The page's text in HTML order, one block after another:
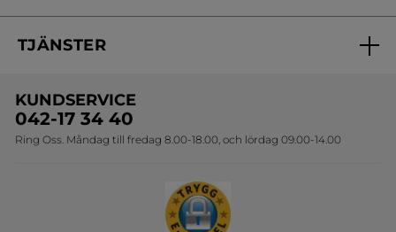
Online prislista
Erbjudanden
Travelsize
Sets
TJÄNSTER
Onlineprislista för postorder
KUNDSERVICE
042-17 34 40
Ring Oss. Måndag till fredag 8.00-18.00, och lördag 09.00-14.00